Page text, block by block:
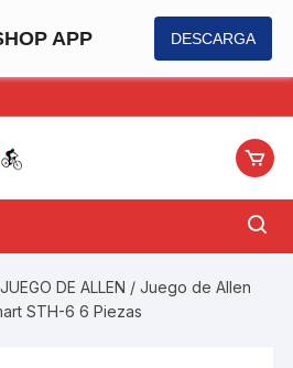
APP DESCARGA
JUEGO DE ALLEN / Juego de Allen
STH-6 6 Piezas